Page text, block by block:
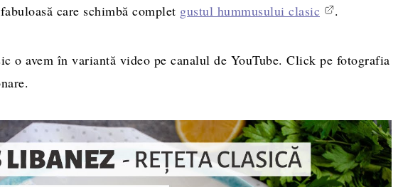
care schimbă complet gustul hummusului clasic .
o avem în variantă video pe canalul de YouTube. Click pe fotografia